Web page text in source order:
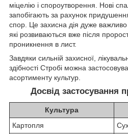
міцелію і спороутворення. Нові
запобігають за рахунок
спор. Це захисна дія дуже важливо
які розвиваються вже після
проникнення в лист.
Завдяки сильній захисної,
здібності Стробі можна
асортименту культур.
Досвід застосування
Культура
Картопля